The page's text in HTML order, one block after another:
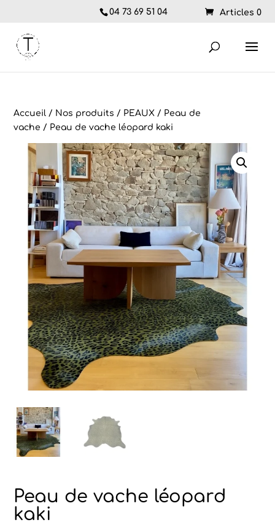
04 73 69 51 04 Articles 0
Accueil / Nos produits / PEAUX / Peau de
vache / Peau de vache léopard kaki
Peau de vache léopard
kaki